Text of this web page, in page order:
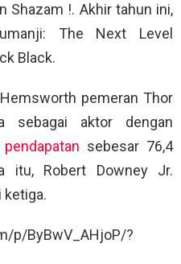
Shazam !. Akhir tahun ini,
The Next Level
Black.
pemeran Thor
sebagai aktor dengan
pendapatan sebesar 76,4
itu, Robert Downey Jr.
ketiga.
p/ByBwV_AHjoP/?